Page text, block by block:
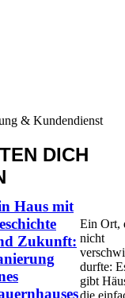
& Kundendienst
DICH
Haus mit
Zukunft:
Ein Ort,
nicht
durfte:
gibt
die